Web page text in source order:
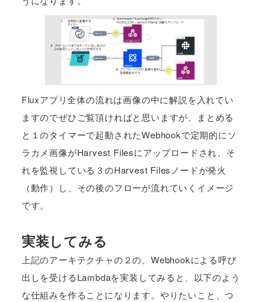
Fluxアプリ全体の流れは画像の中に解説を入れてい
ますのでぜひご覧頂ければと思いますが、まとめる
と１のタイマーで起動されたWebhookで定期的にソ
ラカメ画像がHarvest Filesにアップロードされ、そ
れを監視している３のHarvest Filesノードが発火
（動作）し、その後のフローが流れていくイメージ
です。
実装してみる
上記のアーキテクチャの２の、Webhookによる呼び
出しを受けるLambdaを実装してみると、以下のよう
な仕組みを作ることになります。やりたいこと、つ